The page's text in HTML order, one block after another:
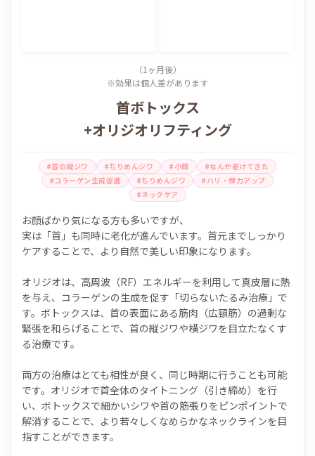
（1ヶ月後）
※効果は個人差があります
首ボトックス
+オリジオリフティング
#首の縦ジワ #ちりめんジワ #小顔
#なんか老けてきた
#コラーゲン生成促進
#ちりめんジワ
#ハリ・弾力アップ
#ネックケア
お顔ばかり気になる方も多いですが、
実は「首」も同時に老化が進んでいます。首元までしっかり
ケアすることで、より自然で美しい印象になります。
オリジオは、高周波（RF）エネルギーを利用して真皮層に熱
を与え、コラーゲンの生成を促す「切らないたるみ治療」で
す。ボトックスは、首の表面にある筋肉（広頸筋）の過剰な
緊張を和らげることで、首の縦ジワや横ジワを目立たなくす
る治療です。
両方の治療はとても相性が良く、同じ時期に行うことも可能
です。オリジオで首全体のタイトニング（引き締め）を行
い、ボトックスで細かいシワや首の筋張りをピンポイントで
解消することで、より若々しくなめらかなネックラインを目
指すことができます。